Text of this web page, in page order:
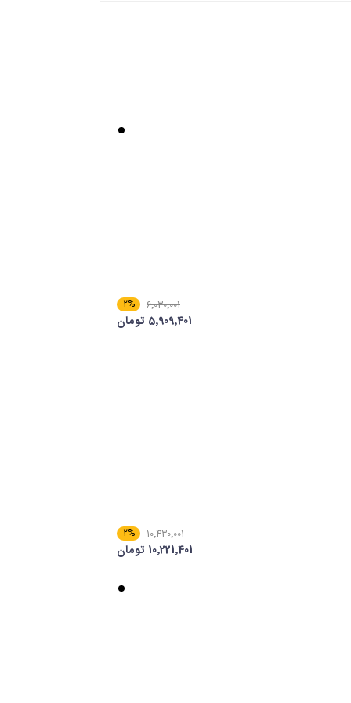
6٬030٬001
2%
5٬909٬401 تومان
10٬430٬001
2%
10٬221٬401 تومان